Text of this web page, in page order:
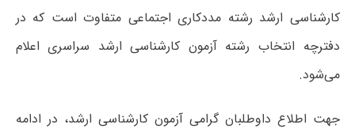
کارشناسی ارشد رشته مددکاری اجتماعی متفاوت است که در
دفترچه انتخاب رشته آزمون کارشناسی ارشد سراسری اعلام
می‌شود.
جهت اطلاع داوطلبان گرامی آزمون کارشناسی ارشد، در ادامه